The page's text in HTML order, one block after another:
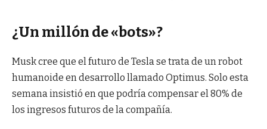
¿Un millón de «bots»?
Musk cree que el futuro de Tesla se trata de un robot
humanoide en desarrollo llamado Optimus. Solo esta
semana insistió en que podría compensar el 80% de
los ingresos futuros de la compañía.